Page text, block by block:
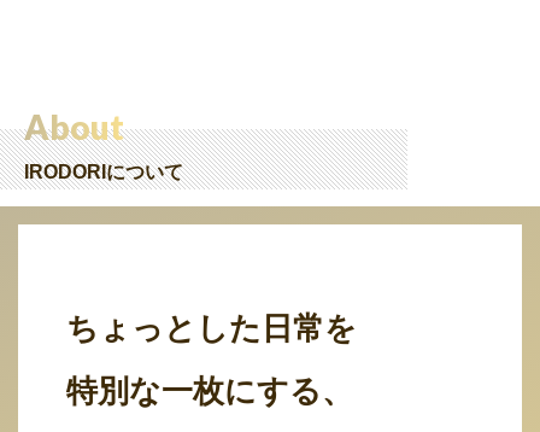
About
IRODORIについて
ちょっとした日常を
特別な一枚にする、